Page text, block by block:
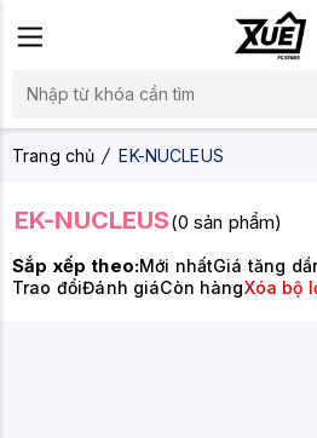
Trang chủ EK-NUCLEUS
EK-NUCLEUS(0 sản phẩm)
Sắp xếp theo:Mới nhấtGiá tăng
Trao đổiĐánh giáCòn hàngXóa bộ